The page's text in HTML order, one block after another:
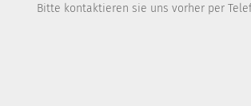
Bitte kontaktieren sie uns vorher per